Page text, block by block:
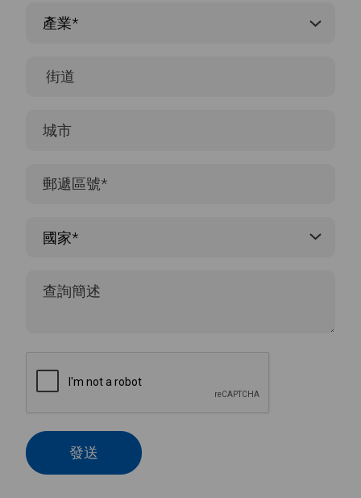
發送